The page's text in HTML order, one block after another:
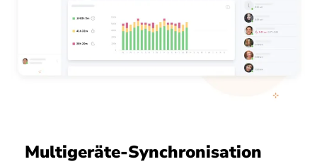
Multigeräte-Synchronisation